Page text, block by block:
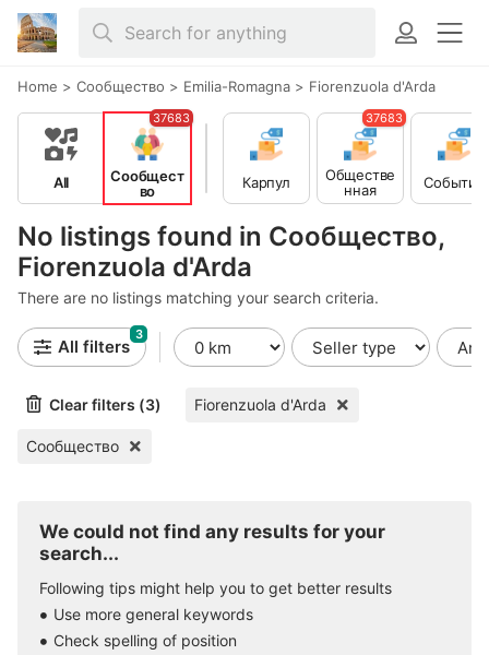
Home > Сообщество > Emilia-Romagna > Fiorenzuola d'Arda
No listings found in Сообщество,
Fiorenzuola d'Arda
There are no listings matching your search criteria.
All
Сообщест
во
37683
Карпул
Обществе
нная
деятельно
37683
События
All filters
3
Clear filters (3) Fiorenzuola d'Arda
Сообщество
We could not find any results for your
search...
Following tips might help you to get better results
Use more general keywords
Check spelling of position